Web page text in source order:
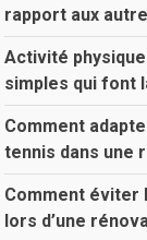
rapport aux
Activité
simples qui font
Comment
tennis dans une
Comment éviter
lors d’une